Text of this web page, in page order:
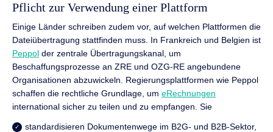
Pflicht zur Verwendung einer Plattform
Einige Länder schreiben zudem vor, auf welchen Plattformen die
Dateiübertragung stattfinden muss. In Frankreich und Belgien ist
Peppol der zentrale Übertragungskanal, um
Beschaffungsprozesse an ZRE und OZG-RE angebundene
Organisationen abzuwickeln. Regierungsplattformen wie Peppol
schaffen die rechtliche Grundlage, um eRechnungen
international sicher zu teilen und zu empfangen. Sie
standardisieren Dokumentenwege im B2G- und B2B-Sektor,